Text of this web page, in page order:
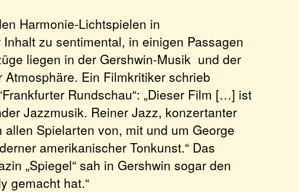
Harmonie-Lichtspielen in
zu sentimental, in einigen Passagen
liegen in der Gershwin-Musik und der
Ein Filmkritiker schrieb
Rundschau“: „Dieser Film […] ist
Jazzmusik. Reiner Jazz, konzertanter
Spielarten von, mit und um George
amerikanischer Tonkunst.“ Das
„Spiegel“ sah in Gershwin sogar den
gemacht hat.“